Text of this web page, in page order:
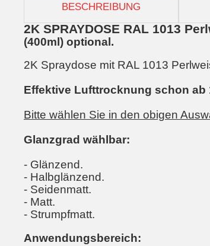
BESCHREIBUNG
2K SPRAYDOSE RAL 1013
(400ml) optional.
2K Spraydose mit RAL 1013
Effektive Lufttrocknung schon ab
Bitte wählen Sie in den obigen
Glanzgrad wählbar:
- Glänzend.
- Halbglänzend.
- Seidenmatt.
- Matt.
- Strumpfmatt.
Anwendungsbereich: